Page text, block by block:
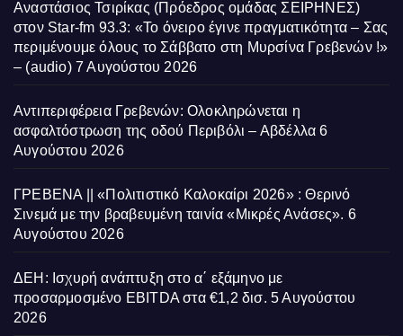
Αναστάσιος Τσιρίκας (Πρόεδρος ομάδας ΣΕΙΡΗΝΕΣ)
στον Star-fm 93.3: «Το όνειρο έγινε πραγματικότητα – Σας
περιμένουμε όλους το Σάββατο στη Μυρσίνα Γρεβενών !»
– (audio) 7 Αυγούστου 2026
Αντιπεριφέρεια Γρεβενών: Ολοκληρώνεται η
ασφαλτόστρωση της οδού Περιβόλι – Αβδέλλα 6
Αυγούστου 2026
ΓΡΕΒΕΝΑ || «Πολιτιστικό Καλοκαίρι 2026» : Θερινό
Σινεμά με την βραβευμένη ταινία «Μικρές Ανάσες». 6
Αυγούστου 2026
ΔΕΗ: Ισχυρή ανάπτυξη στο α΄ εξάμηνο με
προσαρμοσμένο EBITDA στα €1,2 δισ. 5 Αυγούστου
2026